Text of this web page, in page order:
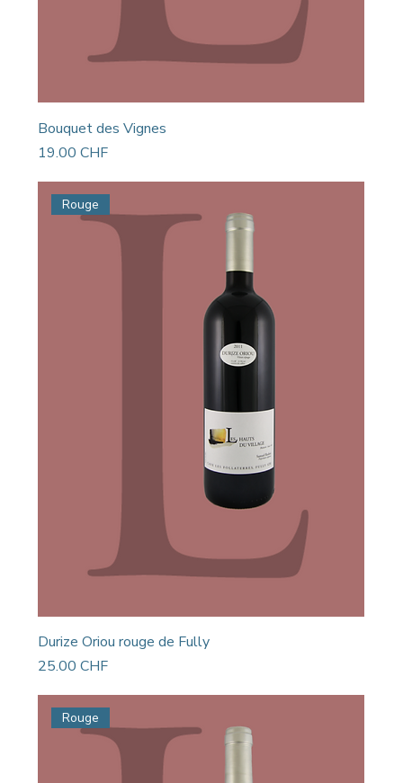
Bouquet des Vignes
Prix
19.00 CHF
Rouge
Durize Oriou rouge de Fully
Prix
25.00 CHF
Rouge